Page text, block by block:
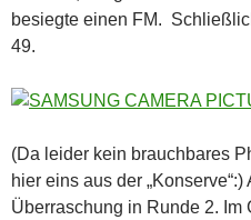
besiegte einen FM.
49.
(Da leider kein brauchbares
hier eins aus der
Überraschung in Runde 2. Im